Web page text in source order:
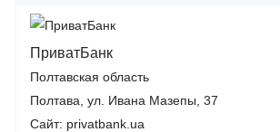
ПриватБанк
Полтавская область
Полтава, ул. Ивана Мазепы, 37
Сайт: privatbank.ua